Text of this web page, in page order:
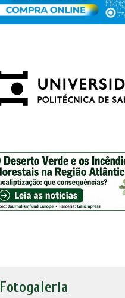
Fotogaleria